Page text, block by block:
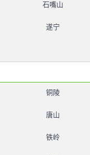
石嘴山
遂宁
铜陵
唐山
铁岭